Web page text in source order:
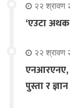
२२ श्रावण
‘एउटा अथक
२२ श्रावण
एनआरएनए,
पुस्ता र